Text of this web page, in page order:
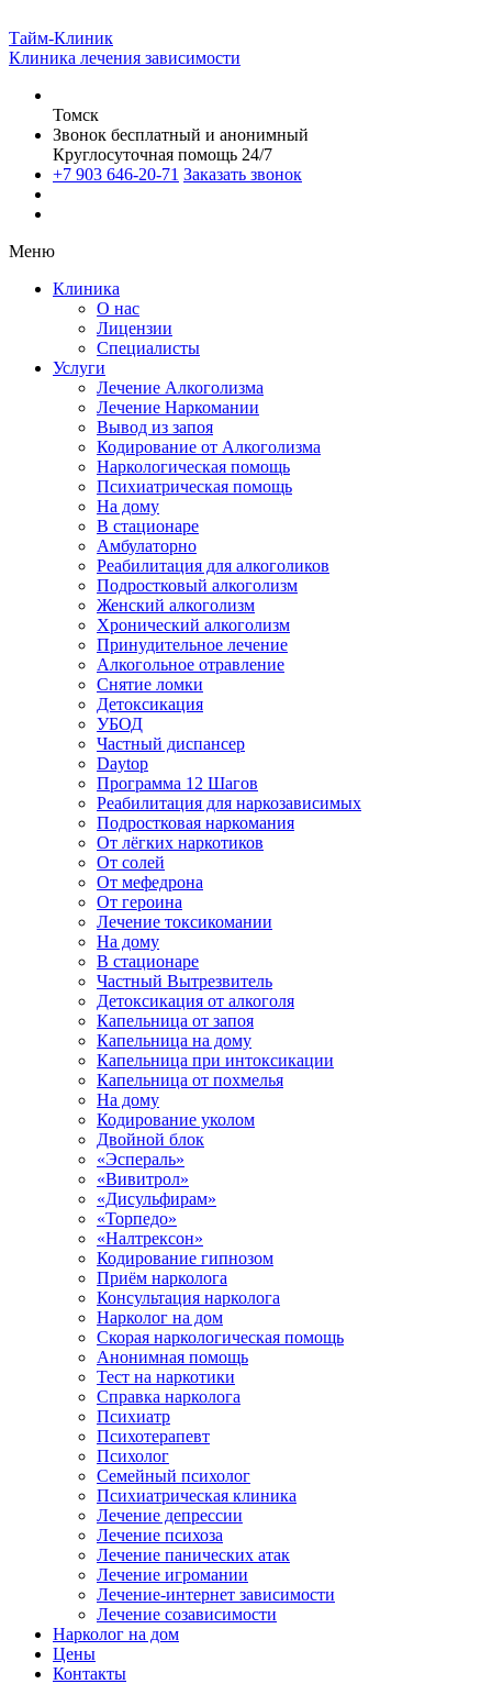
Тайм-Клиник
Клиника лечения зависимости
Томск
Звонок бесплатный и анонимный
Круглосуточная помощь 24/7
+7 903 646-20-71 Заказать звонок
Меню
Клиника
О нас
Лицензии
Специалисты
Услуги
Лечение Алкоголизма
Лечение Наркомании
Вывод из запоя
Кодирование от Алкоголизма
Наркологическая помощь
Психиатрическая помощь
На дому
В стационаре
Амбулаторно
Реабилитация для алкоголиков
Подростковый алкоголизм
Женский алкоголизм
Хронический алкоголизм
Принудительное лечение
Алкогольное отравление
Снятие ломки
Детоксикация
УБОД
Частный диспансер
Daytop
Программа 12 Шагов
Реабилитация для наркозависимых
Подростковая наркомания
От лёгких наркотиков
От солей
От мефедрона
От героина
Лечение токсикомании
На дому
В стационаре
Частный Вытрезвитель
Детоксикация от алкоголя
Капельница от запоя
Капельница на дому
Капельница при интоксикации
Капельница от похмелья
На дому
Кодирование уколом
Двойной блок
«Эспераль»
«Вивитрол»
«Дисульфирам»
«Торпедо»
«Налтрексон»
Кодирование гипнозом
Приём нарколога
Консультация нарколога
Нарколог на дом
Скорая наркологическая помощь
Анонимная помощь
Тест на наркотики
Справка нарколога
Психиатр
Психотерапевт
Психолог
Семейный психолог
Психиатрическая клиника
Лечение депрессии
Лечение психоза
Лечение панических атак
Лечение игромании
Лечение-интернет зависимости
Лечение созависимости
Нарколог на дом
Цены
Контакты